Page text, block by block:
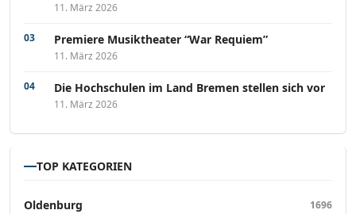
11. März 2026
Premiere Musiktheater “War Requiem”
11. März 2026
Die Hochschulen im Land Bremen stellen sich vor
11. März 2026
TOP KATEGORIEN
Oldenburg 1696